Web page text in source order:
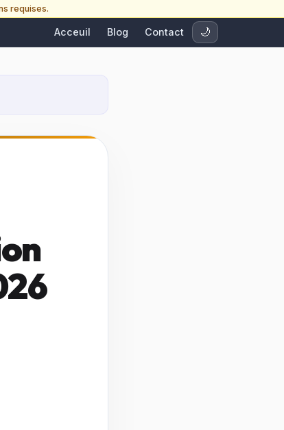
requises.
Acceuil Blog Contact 🌙